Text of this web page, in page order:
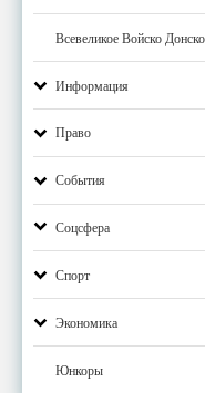
Всевеликое Войско
Информация
Право
События
Соцсфера
Спорт
Экономика
Юнкоры